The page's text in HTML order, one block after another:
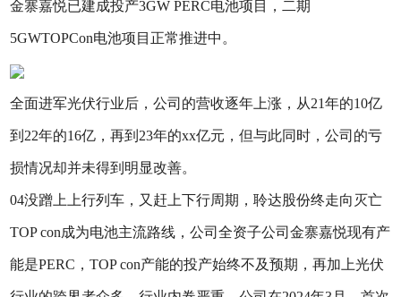
金寨嘉悦已建成投产3GW PERC电池项目，二期
5GWTOPCon电池项目正常推进中。
全面进军光伏行业后，公司的营收逐年上涨，从21年的10亿
到22年的16亿，再到23年的xx亿元，但与此同时，公司的亏
损情况却并未得到明显改善。
04没蹭上上行列车，又赶上下行周期，聆达股份终走向灭亡
TOP con成为电池主流路线，公司全资子公司金寨嘉悦现有产
能是PERC，TOP con产能的投产始终不及预期，再加上光伏